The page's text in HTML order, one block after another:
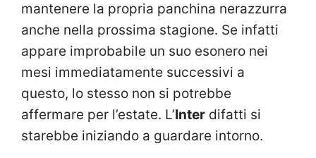
mantenere la propria panchina nerazzurra
anche nella prossima stagione. Se infatti
appare improbabile un suo esonero nei
mesi immediatamente successivi a
questo, lo stesso non si potrebbe
affermare per l’estate. L’Inter difatti si
starebbe iniziando a guardare intorno.